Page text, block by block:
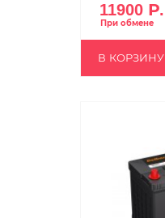
11900 Р.
В КОРЗИНУ